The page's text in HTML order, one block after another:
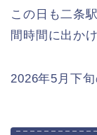
この日も二条
間時間に出か
2026年5月下旬